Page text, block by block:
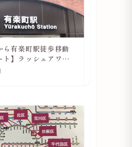
ら有楽町駅徒歩移動
ト】ラッシュアワー